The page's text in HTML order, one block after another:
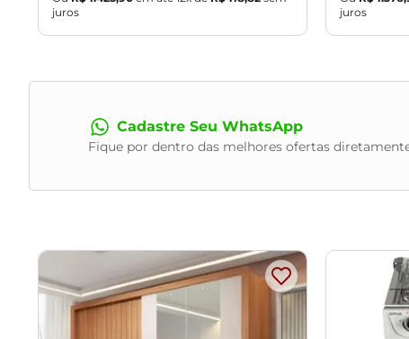
juros
juros
Cadastre Seu WhatsApp
Fique por dentro das melhores ofertas